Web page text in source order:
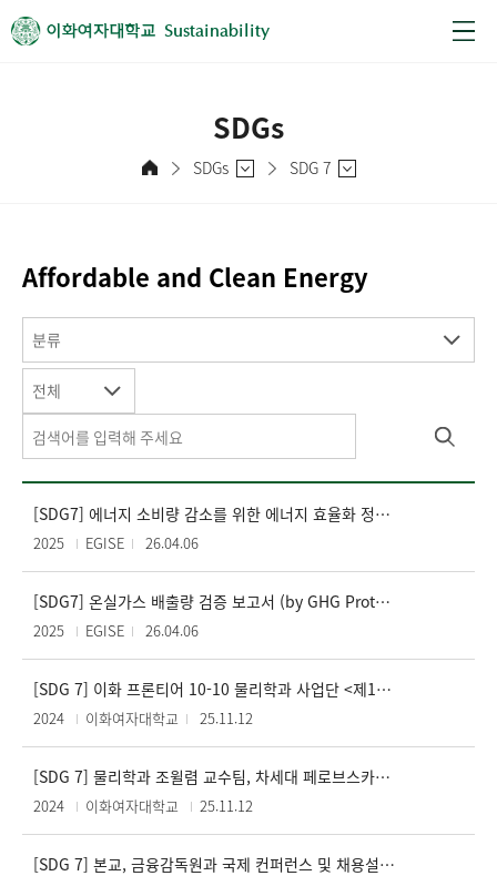
Sustainability
SDGs
SDGs SDG 7
Affordable and Clean Energy
분류
전체
[SDG7] 에너지 소비량 감소를 위한 에너지 효율화 정책 시행
2025 EGISE 26.04.06
[SDG7] 온실가스 배출량 검증 보고서 (by GHG Protocol) 작성
2025 EGISE 26.04.06
[SDG 7] 이화 프론티어 10-10 물리학과 사업단 <제1회 ICQS 2024> 개최
2024 이화여자대학교 25.11.12
[SDG 7] 물리학과 조윌렴 교수팀, 차세대 페로브스카이트 태양전지 개발
2024 이화여자대학교 25.11.12
[SDG 7] 본교, 금융감독원과 국제 컨퍼런스 및 채용설명회 개최